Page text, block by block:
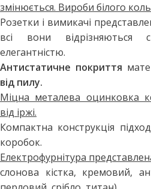
змінюється. Вироби білого
Розетки і вимикачі
всі вони
елегантністю.
Антистатичне покриття
від пилу.
Міцна металева оцинковка
від іржі.
Компактна конструкція
коробок.
Електрофурнітура
слонова кістка, кремовий,